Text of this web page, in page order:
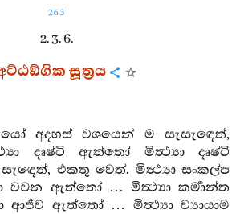
263
2. 3. 6.
සූත්‍රය
අදහස් වශයෙන් ම සැසැඳෙත්,
දෘෂ්ටි ඇත්තෝ මිත්‍ථ්‍යා දෘෂ්ටි
එකතු වෙත්. මිත්‍ථ්‍යා සංකල්ප
ඇත්තෝ … මිත්‍ථ්‍යා කර්‍මාන්ත
ඇත්තෝ … මිත්‍ථ්‍යා ව්‍යායාම